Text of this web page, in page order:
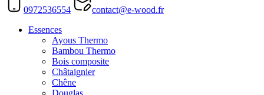
0972536554
contact@e-wood.fr
Essences
Ayous Thermo
Bambou Thermo
Bois composite
Châtaignier
Chêne
Douglas